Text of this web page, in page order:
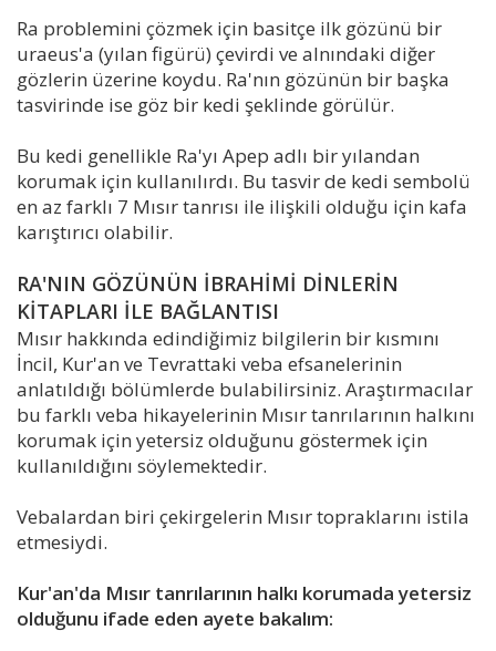
Ra problemini çözmek için basitçe ilk gözünü bir
uraeus'a (yılan figürü) çevirdi ve alnındaki diğer
gözlerin üzerine koydu. Ra'nın gözünün bir başka
tasvirinde ise göz bir kedi şeklinde görülür.
Bu kedi genellikle Ra'yı Apep adlı bir yılandan
korumak için kullanılırdı. Bu tasvir de kedi sembolü
en az farklı 7 Mısır tanrısı ile ilişkili olduğu için kafa
karıştırıcı olabilir.
RA'NIN GÖZÜNÜN İBRAHİMİ DİNLERİN
KİTAPLARI İLE BAĞLANTISI
Mısır hakkında edindiğimiz bilgilerin bir kısmını
İncil, Kur'an ve Tevrattaki veba efsanelerinin
anlatıldığı bölümlerde bulabilirsiniz. Araştırmacılar
bu farklı veba hikayelerinin Mısır tanrılarının halkını
korumak için yetersiz olduğunu göstermek için
kullanıldığını söylemektedir.
Vebalardan biri çekirgelerin Mısır topraklarını istila
etmesiydi.
Kur'an'da Mısır tanrılarının halkı korumada yetersiz
olduğunu ifade eden ayete bakalım: